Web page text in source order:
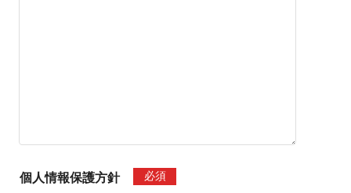
個人情報保護方針 必須